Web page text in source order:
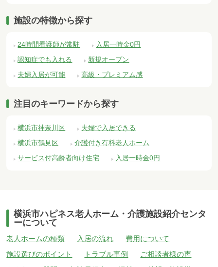
施設の特徴から探す
24時間看護師が常駐
入居一時金0円
認知症でも入れる
新規オープン
夫婦入居が可能
高級・プレミアム感
注目のキーワードから探す
横浜市神奈川区
夫婦で入居できる
横浜市鶴見区
介護付き有料老人ホーム
サービス付高齢者向け住宅
入居一時金0円
横浜市ハピネス老人ホーム・介護施設紹介センタ
ーについて
老人ホームの種類 入居の流れ
費用について
施設選びのポイント
トラブル事例
ご相談者様の声